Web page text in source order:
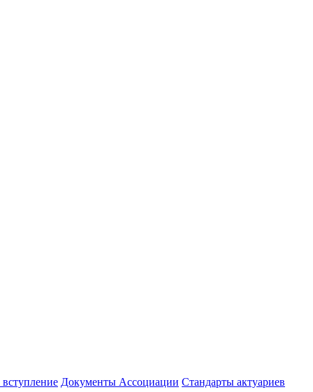
вступление Документы Ассоциации Стандарты актуариев